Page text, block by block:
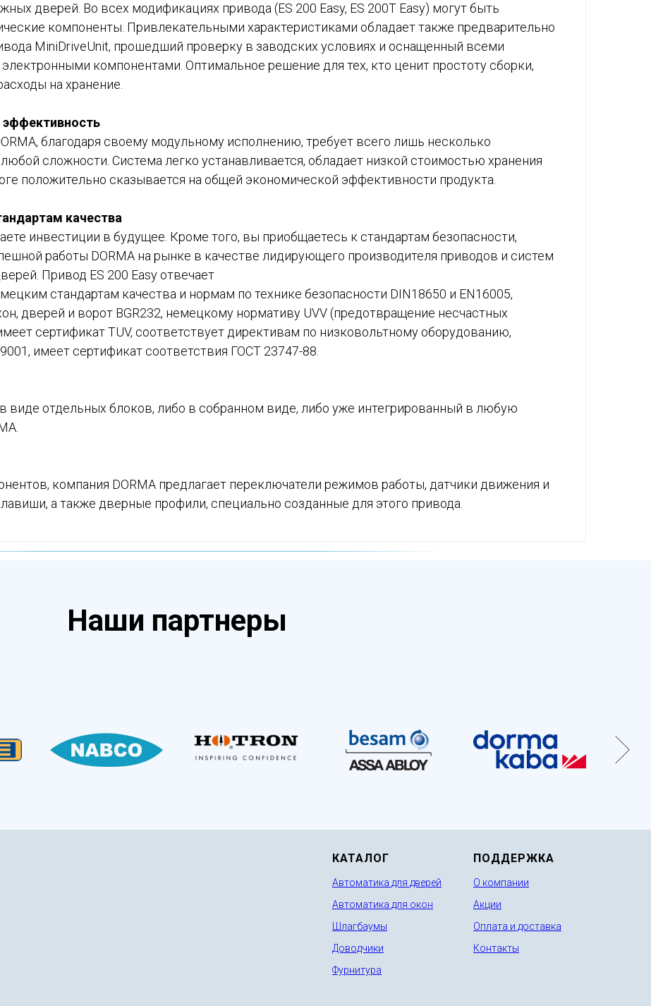
дверей. Во всех модификациях привода (ES 200 Easy, ES 200T Easy) могут быть
компоненты. Привлекательными характеристиками обладает также предварительно
MiniDriveUnit, прошедший проверку в заводских условиях и оснащенный всеми
компонентами. Оптимальное решение для тех, кто ценит простоту сборки,
на хранение.
благодаря своему модульному исполнению, требует всего лишь несколько
сложности. Система легко устанавливается, обладает низкой стоимостью хранения
положительно сказывается на общей экономической эффективности продукта.
качества
инвестиции в будущее. Кроме того, вы приобщаетесь к стандартам безопасности,
работы DORMA на рынке в качестве лидирующего производителя приводов и систем
Привод ES 200 Easy отвечает
стандартам качества и нормам по технике безопасности DIN18650 и EN16005,
дверей и ворот BGR232, немецкому нормативу UVV (предотвращение несчастных
сертификат TUV, соответствует директивам по низковольтному оборудованию,
имеет сертификат соответствия ГОСТ 23747-88.
виде отдельных блоков, либо в собранном виде, либо уже интегрированный в любую
компания DORMA предлагает переключатели режимов работы, датчики движения и
а также дверные профили, специально созданные для этого привода.
Наши партнеры
КАТАЛОГ
Автоматика для дверей
Автоматика для окон
Шлагбаумы
Доводчики
Фурнитура
ПОДДЕРЖКА
О компании
Акции
Оплата и доставка
Контакты